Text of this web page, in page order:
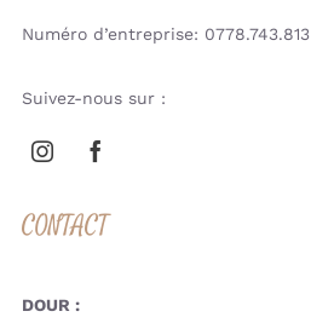
Numéro d’entreprise: 0778.743.813
Suivez-nous sur :
CONTACT
DOUR :